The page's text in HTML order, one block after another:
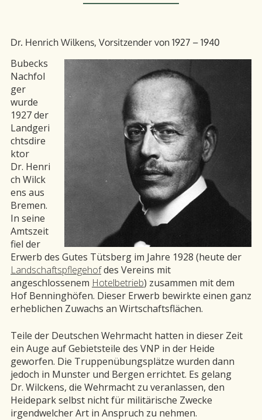
Dr. Henrich Wilkens, Vorsitzender von 1927 – 1940
Bubecks
Nachfol
ger
wurde
1927 der
Landgeri
chtsdire
ktor
Dr. Henri
ch Wilck
ens aus
Bremen.
In seine
Amtszeit
fiel der
Erwerb des Gutes Tütsberg im Jahre 1928 (heute der
Landschaftspflegehofdes Vereins mit
angeschlossenem Hotelbetrieb) zusammen mit dem
Hof Benninghöfen. Dieser Erwerb bewirkte einen ganz
erheblichen Zuwachs an Wirtschaftsflächen.
Teile der Deutschen Wehrmacht hatten in dieser Zeit
ein Auge auf Gebietsteile des VNP in der Heide
geworfen. Die Truppenübungsplätze wurden dann
jedoch in Munster und Bergen errichtet. Es gelang
Dr. Wilckens, die Wehrmacht zu veranlassen, den
Heidepark selbst nicht für militärische Zwecke
irgendwelcher Art in Anspruch zu nehmen.